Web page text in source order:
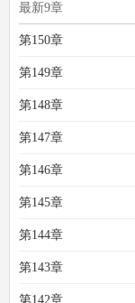
最新9章
第150章
第149章
第148章
第147章
第146章
第145章
第144章
第143章
第142章